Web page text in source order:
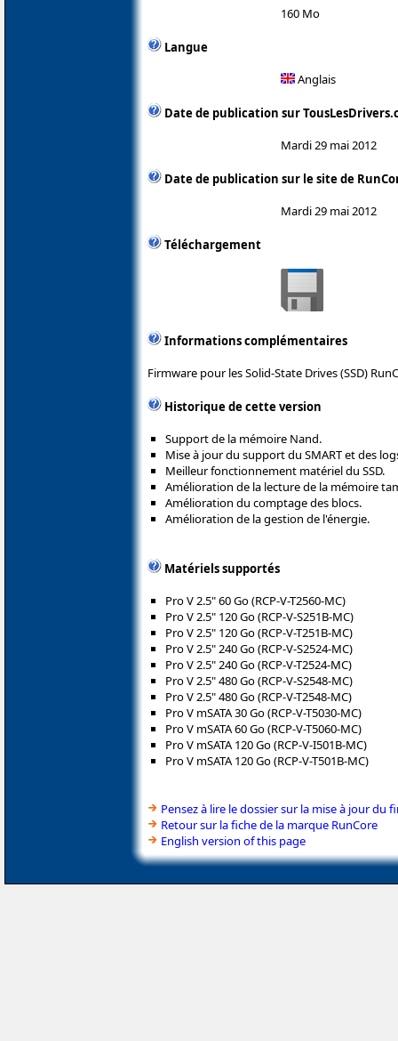
160 Mo
Langue
Anglais
Date de publication sur
Mardi 29 mai 2012
Date de publication sur le site de
Mardi 29 mai 2012
Téléchargement
Informations complémentaires
Firmware pour les Solid-State Drives (SSD)
Historique de cette version
Support de la mémoire Nand.
Mise à jour du support du SMART et des
Meilleur fonctionnement matériel du SSD.
Amélioration de la lecture de la mémoire
Amélioration du comptage des blocs.
Amélioration de la gestion de l'énergie.
Matériels supportés
Pro V 2.5" 60 Go (RCP-V-T2560-MC)
Pro V 2.5" 120 Go (RCP-V-S251B-MC)
Pro V 2.5" 120 Go (RCP-V-T251B-MC)
Pro V 2.5" 240 Go (RCP-V-S2524-MC)
Pro V 2.5" 240 Go (RCP-V-T2524-MC)
Pro V 2.5" 480 Go (RCP-V-S2548-MC)
Pro V 2.5" 480 Go (RCP-V-T2548-MC)
Pro V mSATA 30 Go (RCP-V-T5030-MC)
Pro V mSATA 60 Go (RCP-V-T5060-MC)
Pro V mSATA 120 Go (RCP-V-I501B-MC)
Pro V mSATA 120 Go (RCP-V-T501B-MC)
Pensez à lire le dossier sur la mise à jour du
Retour sur la fiche de la marque RunCore
English version of this page